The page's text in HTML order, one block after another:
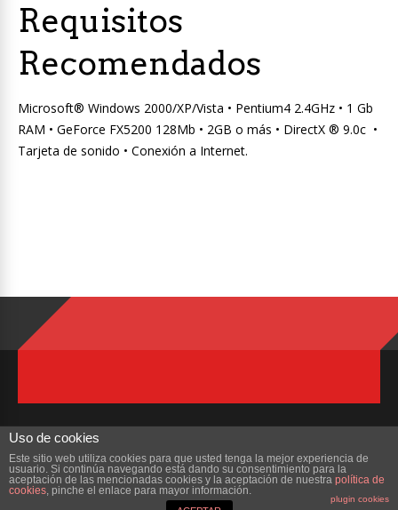
Requisitos
Recomendados
Microsoft® Windows 2000/XP/Vista • Pentium4 2.4GHz • 1 Gb
RAM • GeForce FX5200 128Mb • 2GB o más • DirectX ® 9.0c •
Tarjeta de sonido • Conexión a Internet.
Copyright © 2023 ZonaMMORPG.com. Todos los derechos reservados
¿Quienes Somos? Colabora Contacto
Uso de cookies
Este sitio web utiliza cookies para que usted tenga la mejor experiencia de
usuario. Si continúa navegando está dando su consentimiento para la
aceptación de las mencionadas cookies y la aceptación de nuestra política de
cookies, pinche el enlace para mayor información.
plugin cookies